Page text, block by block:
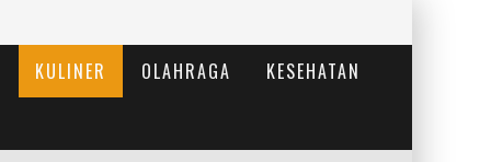
KULINER OLAHRAGA
KESEHATAN